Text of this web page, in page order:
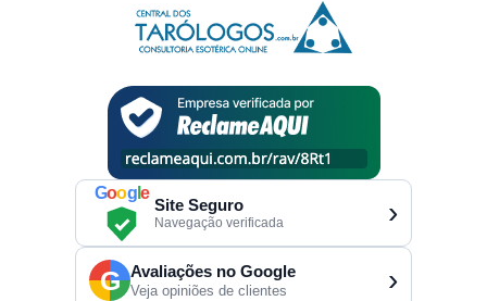
Google
Site Seguro
Navegação verificada ›
G Avaliações no Google
Veja opiniões de clientes ›